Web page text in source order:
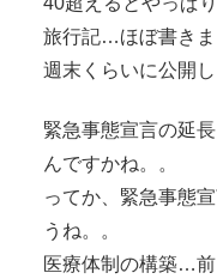
旅行記…ほぼ書きま
週末くらいに公開
緊急事態宣言の延
んですかね。。
ってか、緊急事態
うね。。
医療体制の構築…